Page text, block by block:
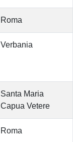
Roma
Verbania
Santa Maria
Capua Vetere
Roma